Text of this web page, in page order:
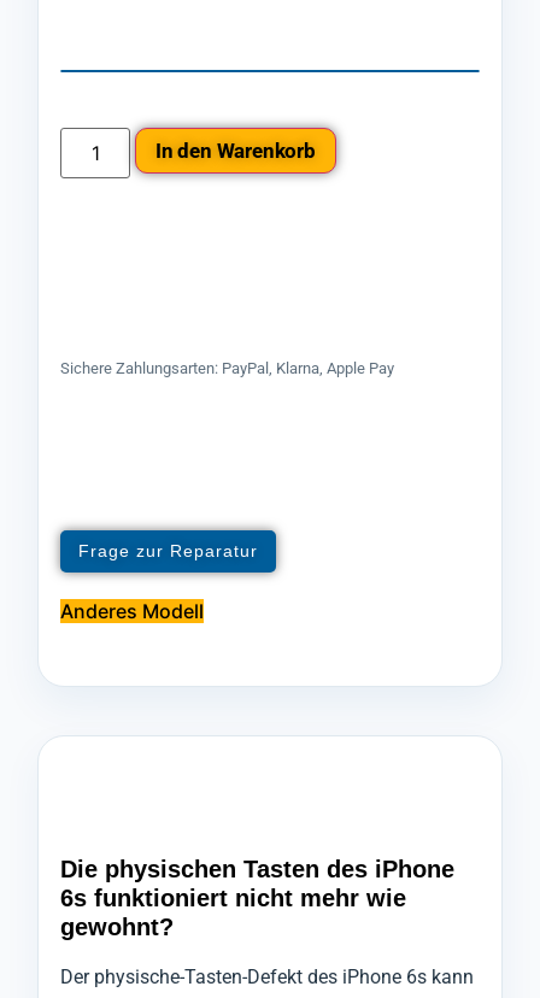
In den Warenkorb
Sichere Zahlungsarten: PayPal, Klarna, Apple Pay
Frage zur Reparatur
Anderes Modell
Die physischen Tasten des iPhone
6s funktioniert nicht mehr wie
gewohnt?
Der physische-Tasten-Defekt des iPhone 6s kann